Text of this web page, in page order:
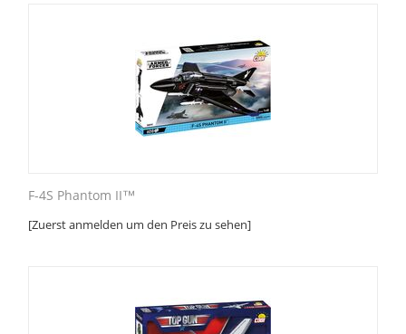
F-4S Phantom II™
[Zuerst anmelden um den Preis zu sehen]